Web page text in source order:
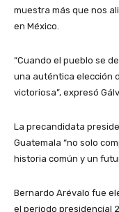
muestra más que nos
en México.
“Cuando el pueblo se
una auténtica elección
victoriosa”, expresó
La precandidata
Guatemala “no solo
historia común y un
Bernardo Arévalo fue
el periodo presidencial